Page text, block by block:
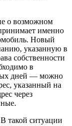
о возможном
именно
Новый
указанную в
собственности
в
дней — можно
указанный на
через
такой ситуации